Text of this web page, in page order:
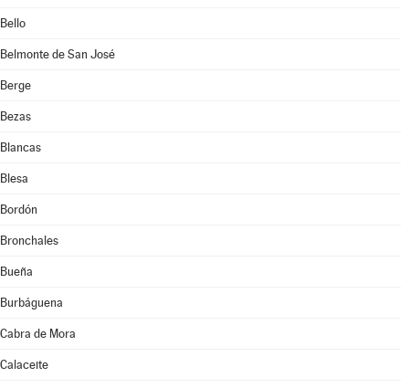
Bello
Belmonte de San José
Berge
Bezas
Blancas
Blesa
Bordón
Bronchales
Bueña
Burbáguena
Cabra de Mora
Calaceite